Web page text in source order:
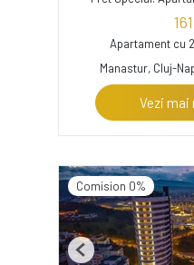
Apartament cu
Manastur, Cluj-
Vezi
Comision 0%
Previous